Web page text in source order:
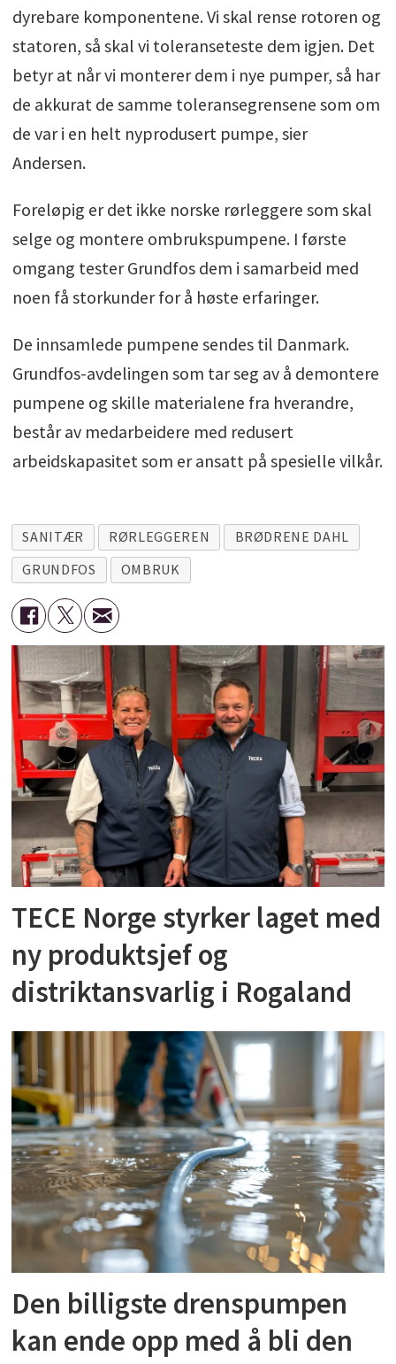
dyrebare komponentene. Vi skal rense rotoren og
statoren, så skal vi toleranseteste dem igjen. Det
betyr at når vi monterer dem i nye pumper, så har
de akkurat de samme toleransegrensene som om
de var i en helt nyprodusert pumpe, sier
Andersen.
Foreløpig er det ikke norske rørleggere som skal
selge og montere ombrukspumpene. I første
omgang tester Grundfos dem i samarbeid med
noen få storkunder for å høste erfaringer.
De innsamlede pumpene sendes til Danmark.
Grundfos-avdelingen som tar seg av å demontere
pumpene og skille materialene fra hverandre,
består av medarbeidere med redusert
arbeidskapasitet som er ansatt på spesielle vilkår.
SANITÆR RØRLEGGEREN
BRØDRENE DAHL
GRUNDFOS
OMBRUK
TECE Norge styrker laget med
ny produktsjef og
distriktansvarlig i Rogaland
Den billigste drenspumpen
kan ende opp med å bli den